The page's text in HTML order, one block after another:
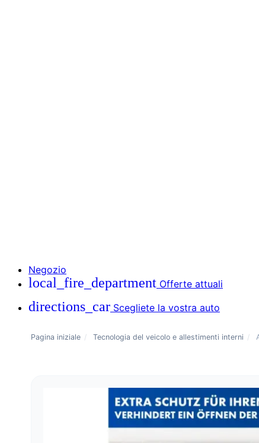
Negozio
local_fire_department Offerte attuali
directions_car Scegliete la vostra auto
Pagina iniziale / Tecnologia del veicolo e allestimenti interni /